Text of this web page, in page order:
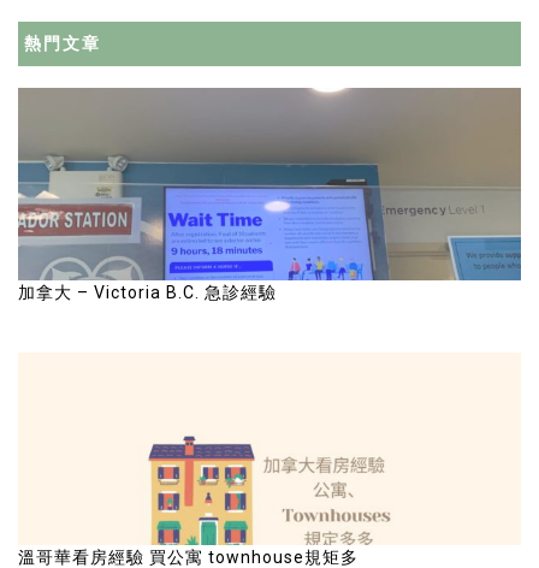
熱門文章
加拿大 – Victoria B.C. 急診經驗
溫哥華看房經驗 買公寓 townhouse規矩多